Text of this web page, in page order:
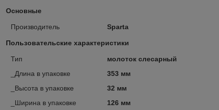
Основные
Производитель Sparta
Пользовательские характеристики
Тип
молоток слесарный
_Длина в упаковке
353 мм
_Высота в упаковке
32 мм
_Ширина в упаковке
126 мм